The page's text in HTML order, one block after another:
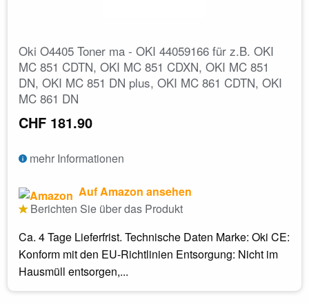
Oki O4405 Toner ma - OKI 44059166 für z.B. OKI
MC 851 CDTN, OKI MC 851 CDXN, OKI MC 851
DN, OKI MC 851 DN plus, OKI MC 861 CDTN, OKI
MC 861 DN
CHF 181.90
mehr Informationen
Auf Amazon ansehen
Berichten Sie über das Produkt
Ca. 4 Tage Lieferfrist. Technische Daten Marke: Oki CE:
Konform mit den EU-Richtlinien Entsorgung: Nicht im
Hausmüll entsorgen,...